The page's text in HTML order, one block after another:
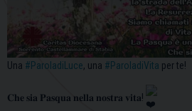
Una #ParoladiLuce, una #ParoladiVita per te!
𝐂𝐡𝐞 𝐬𝐢𝐚 𝐏𝐚𝐬𝐪𝐮𝐚 𝐧𝐞𝐥𝐥𝐚 𝐧𝐨𝐬𝐭𝐫𝐚 𝐯𝐢𝐭𝐚!